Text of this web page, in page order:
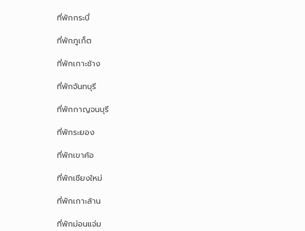
ที่พักกระบี่
ที่พักภูเก็ต
ที่พักเกาะช้าง
ที่พักจันทบุรี
ที่พักกาญจนบุรี
ที่พักระยอง
ที่พักเขาค้อ
ที่พักเชียงใหม่
ที่พักเกาะล้าน
ที่พักม่อนแจ่ม